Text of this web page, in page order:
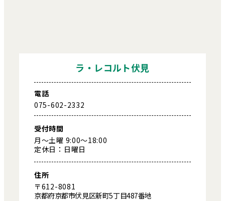
ラ・レコルト伏見
電話
075-602-2332
受付時間
月～土曜 9:00～18:00
定休日：日曜日
住所
〒612-8081
京都府京都市伏見区新町5丁目487番地